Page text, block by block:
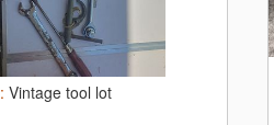
: Vintage tool lot